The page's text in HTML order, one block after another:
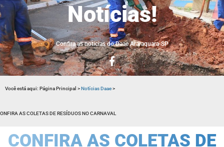
Notícias!
Confira as noticias do Daae Araraquara-SP
Você está aqui: Página Principal >Notícias Daae>
AS COLETAS DE RESÍDUOS NO CARNAVAL
CONFIRA AS COLETAS DE